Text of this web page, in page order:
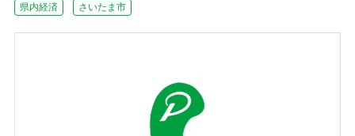
県内経済 さいたま市